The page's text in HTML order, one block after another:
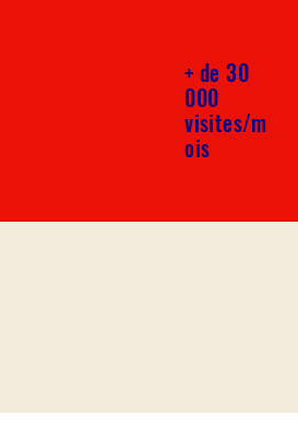
+ de 30
000
visites/m
ois